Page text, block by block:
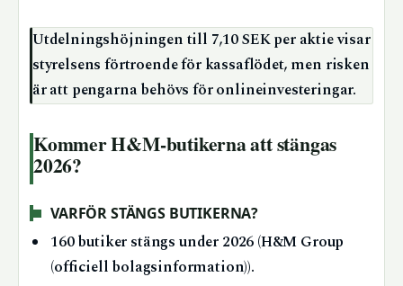
Utdelningshöjningen till 7,10 SEK per aktie visar
styrelsens förtroende för kassaflödet, men risken
är att pengarna behövs för onlineinvesteringar.
Kommer H&M-butikerna att stängas
2026?
VARFÖR STÄNGS BUTIKERNA?
160 butiker stängs under 2026 (H&M Group
(officiell bolagsinformation)).